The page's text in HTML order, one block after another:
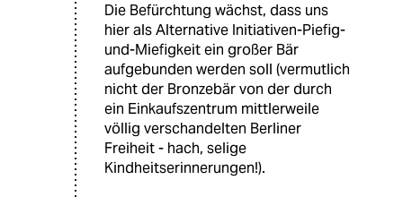
Die Befürchtung wächst, dass uns
hier als Alternative Initiativen-Piefig-
und-Miefigkeit ein großer Bär
aufgebunden werden soll (vermutlich
nicht der Bronzebär von der durch
ein Einkaufszentrum mittlerweile
völlig verschandelten Berliner
Freiheit - hach, selige
Kindheitserinnerungen!).